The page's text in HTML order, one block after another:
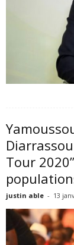
Tour
justin able - 13